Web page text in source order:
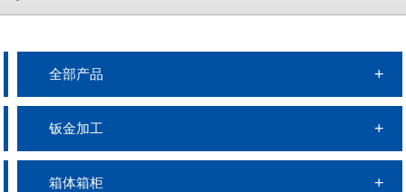
全部产品
钣金加工
箱体箱柜